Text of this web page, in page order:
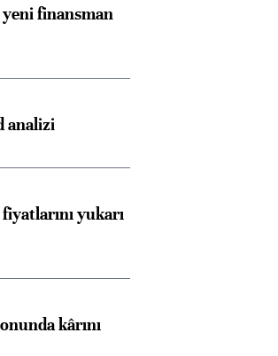
yeni finansman
analizi
yukarı
kârını